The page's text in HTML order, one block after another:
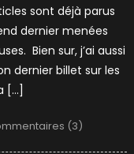
sont déjà parus
dernier menées
Bien sur, j’ai aussi
dernier billet sur les
[…]
(3)